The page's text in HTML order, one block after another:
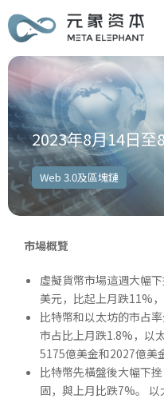
2023年8月14日至
Web 3.0及區塊鏈
市場概覽
虛擬貨幣市場這週大幅
美元，比起上月跌11%，
比特幣和以太坊的市占
市占比上月跌1.8%，以
5175億美金和2027億美
比特幣先橫盤後大幅下
固，與上月比跌7%。